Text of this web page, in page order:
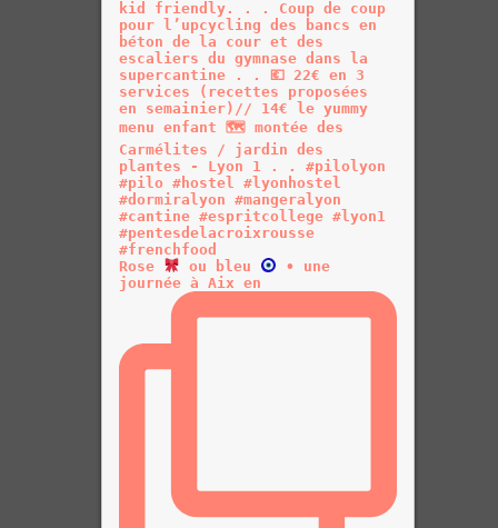
Rose ou bleu
• une
journée à Aix en